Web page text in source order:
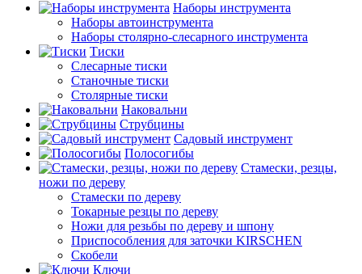
Наборы инструмента
Наборы автоинструмента
Наборы столярно-слесарного инструмента
Тиски
Слесарные тиски
Станочные тиски
Столярные тиски
Наковальни
Струбцины
Садовый инструмент
Полосогибы
Стамески, резцы,
ножи по дереву
Стамески по дереву
Токарные резцы по дереву
Ножи для резьбы по дереву и шпону
Приспособления для заточки KIRSCHEN
Скобели
Ключи